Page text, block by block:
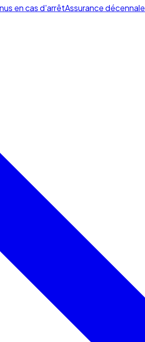
en cas d'arrêtAssurance décennale